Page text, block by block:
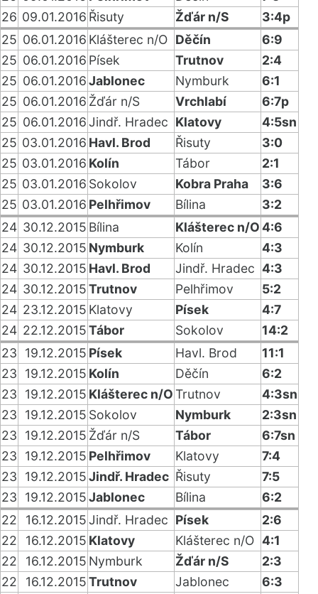
26 09.01.2016 Řisuty Žďár n/S
3:4p
25 06.01.2016 Klášterec n/O Děčín
6:9
25 06.01.2016 Písek Trutnov
2:4
25 06.01.2016Jablonec Nymburk
6:1
25 06.01.2016 Žďár n/S Vrchlabí
6:7p
25 06.01.2016Jindř. Hradec Klatovy
4:5sn
25 03.01.2016 Havl. Brod Řisuty
3:0
25 03.01.2016 Kolín Tábor
2:1
25 03.01.2016 Sokolov Kobra Praha
3:6
25 03.01.2016 Pelhřimov Bílina
3:2
24 30.12.2015 Bílina Klášterec n/O4:6
24 30.12.2015 Nymburk Kolín
4:3
24 30.12.2015 Havl. Brod Jindř. Hradec 4:3
24 30.12.2015Trutnov Pelhřimov
5:2
24 23.12.2015 Klatovy Písek
4:7
24 22.12.2015Tábor Sokolov
14:2
23
19.12.2015 Písek Havl. Brod
11:1
23
19.12.2015 Kolín Děčín
6:2
23
19.12.2015 Klášterec n/OTrutnov
4:3sn
23
19.12.2015 Sokolov Nymburk
2:3sn
23
19.12.2015 Žďár n/S Tábor
6:7sn
23
19.12.2015 Pelhřimov Klatovy
7:4
23
19.12.2015Jindř. Hradec Řisuty
7:5
23
19.12.2015Jablonec Bílina
6:2
22
16.12.2015Jindř. Hradec Písek
2:6
22
16.12.2015 Klatovy Klášterec n/O 4:1
22
16.12.2015 Nymburk Žďár n/S
2:3
22
16.12.2015Trutnov Jablonec
6:3